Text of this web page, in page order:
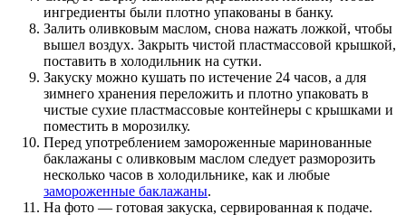
ингредиенты были плотно упакованы в банку.
Залить оливковым маслом, снова нажать ложкой, чтобы
вышел воздух. Закрыть чистой пластмассовой крышкой,
поставить в холодильник на сутки.
Закуску можно кушать по истечение 24 часов, а для
зимнего хранения переложить и плотно упаковать в
чистые сухие пластмассовые контейнеры с крышками и
поместить в морозилку.
Перед употреблением замороженные маринованные
баклажаны с оливковым маслом следует разморозить
несколько часов в холодильнике, как и любые
замороженные баклажаны.
На фото — готовая закуска, сервированная к подаче.